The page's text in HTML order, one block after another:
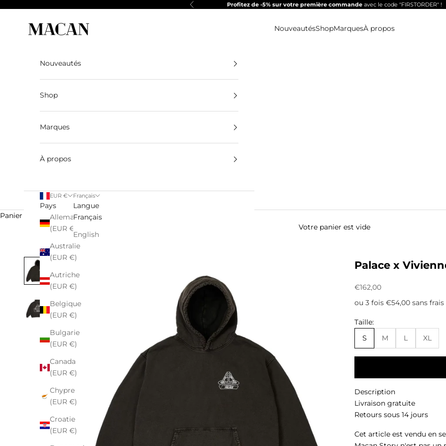
Précédent Profitez de -5% sur votre première commande avec le code "FIRSTORDER" !
Macan Story
NouveautésShopMarquesÀ propos
Nouveautés
Shop
Marques
À propos
EUR €
Pays
Allemagne
(EUR €)
Australie
(EUR €)
Autriche
(EUR €)
Belgique
(EUR €)
Bulgarie
(EUR €)
Canada
(EUR €)
Chypre
(EUR €)
Croatie
(EUR €)
Français
Langue
Français
English
Panier
Votre panier est vide
Palace x
Prix de vente
€162,00
ou 3 fois €54,00 sans frais
Taille:
S
M L XL
Description
Livraison gratuite
Retours sous 14 jours
Cet article est vendu en